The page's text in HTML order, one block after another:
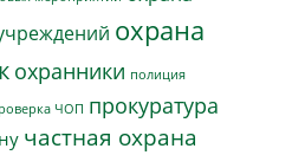
охрана
охранники полиция
ЧОП прокуратура
частная охрана